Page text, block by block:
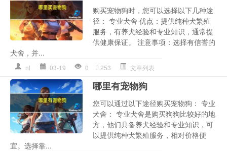
购买宠物狗时，您可以选择以下几种途
径： 专业犬舍 优点：提供纯种犬繁殖
服务，有养犬经验和专业知识，通常提
供健康保证。 注意事项：选择有信誉的
犬舍，并...
nl 03-19 0 253 文章列表
哪里有宠物狗
您可以通过以下途径购买宠物狗： 专业
犬舍： 专业犬舍是购买狗狗比较好的地
方，他们具备养犬经验和专业知识，可
以提供纯种犬繁殖服务，相对价格便
宜。选择靠...